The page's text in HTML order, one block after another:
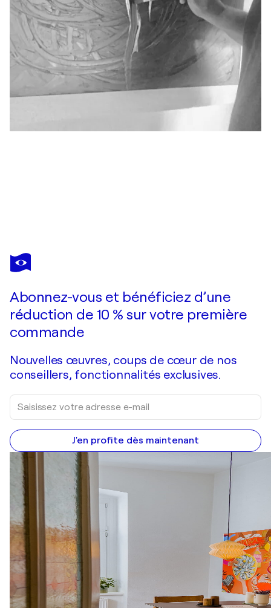
YIANNIS KAMINIS
Reflection I
Abonnez-vous et bénéficiez d’une
réduction de 10 % sur votre première
commande
Nouvelles œuvres, coups de cœur de nos
conseillers, fonctionnalités exclusives.
J'en profite dès maintenant